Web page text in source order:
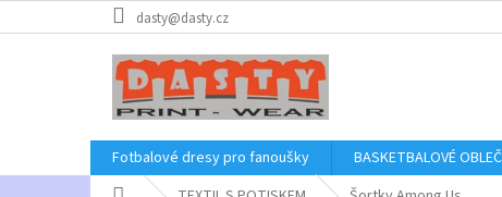
na
dasty@dasty.cz
Fotbalové dresy pro fanoušky BASKETBALOVÉ